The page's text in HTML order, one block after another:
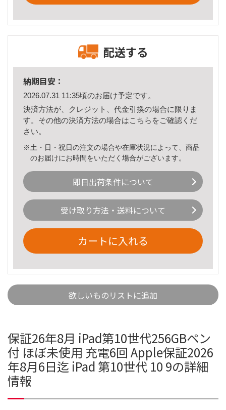
配送する
納期目安：
2026.07.31 11:35頃のお届け予定です。
決済方法が、クレジット、代金引換の場合に限りま
す。その他の決済方法の場合はこちら をご確認くだ
さい。
※土・日・祝日の注文の場合や在庫状況によって、商品
のお届けにお時間をいただく場合がございます。
即日出荷条件について
受け取り方法・送料について
カートに入れる
欲しいものリストに追加
保証26年8月 iPad第10世代256GBペン
付 ほぼ未使用 充電6回 Apple保証2026
年8月6日迄 iPad 第10世代 10 9の詳細
情報